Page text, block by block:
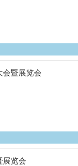
会暨展览会
展览会